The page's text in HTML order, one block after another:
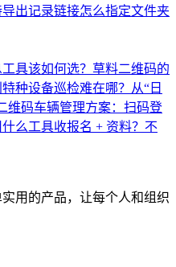
出记录链接怎么指定文件夹
具该如何选？ 草料二维码的
特种设备巡检难在哪？从“日
维码车辆管理方案：扫码登
么工具收报名 + 资料？不
用的产品，让每个人和组织